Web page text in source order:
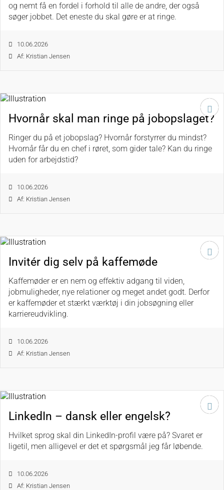
og nemt få en fordel i forhold til alle de andre, der også
søger jobbet. Det eneste du skal gøre er at ringe.
10.06.2026
Af: Kristian Jensen
Hvornår skal man ringe på jobopslaget?
Ringer du på et jobopslag? Hvornår forstyrrer du mindst?
Hvornår får du en chef i røret, som gider tale? Kan du ringe
uden for arbejdstid?
10.06.2026
Af: Kristian Jensen
Invitér dig selv på kaffemøde
Kaffemøder er en nem og effektiv adgang til viden,
jobmuligheder, nye relationer og meget andet godt. Derfor
er kaffemøder et stærkt værktøj i din jobsøgning eller
karriereudvikling.
10.06.2026
Af: Kristian Jensen
LinkedIn – dansk eller engelsk?
Hvilket sprog skal din LinkedIn-profil være på? Svaret er
ligetil, men alligevel er det et spørgsmål jeg får løbende.
10.06.2026
Af: Kristian Jensen